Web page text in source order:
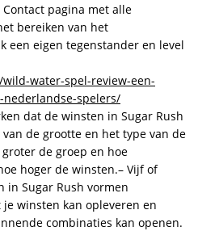
pagina met alle
bereiken van het
een eigen tegenstander en level
water-spel-review-een-
spelers/
dat de winsten in Sugar Rush
de grootte en het type van de
de groep en hoe
hoger de winsten.– Vijf of
in Sugar Rush vormen
winsten kan opleveren en
combinaties kan openen.